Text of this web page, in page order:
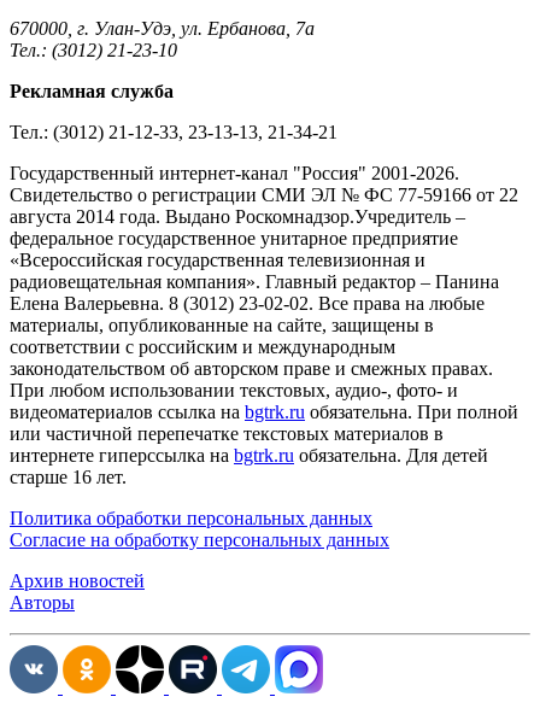
670000, г. Улан-Удэ, ул. Ербанова, 7а
Тел.: (3012) 21-23-10
Рекламная служба
Тел.: (3012) 21-12-33, 23-13-13, 21-34-21
Государственный интернет-канал "Россия" 2001-2026.
Cвидетельство о регистрации СМИ ЭЛ № ФС 77-59166 от 22
августа 2014 года. Выдано Роскомнадзор.Учредитель –
федеральное государственное унитарное предприятие
«Всероссийская государственная телевизионная и
радиовещательная компания». Главный редактор – Панина
Елена Валерьевна. 8 (3012) 23-02-02. Все права на любые
материалы, опубликованные на сайте, защищены в
соответствии с российским и международным
законодательством об авторском праве и смежных правах.
При любом использовании текстовых, аудио-, фото- и
видеоматериалов ссылка на bgtrk.ru обязательна. При полной
или частичной перепечатке текстовых материалов в
интернете гиперссылка на bgtrk.ru обязательна. Для детей
старше 16 лет.
Политика обработки персональных данных
Согласие на обработку персональных данных
Архив новостей
Авторы